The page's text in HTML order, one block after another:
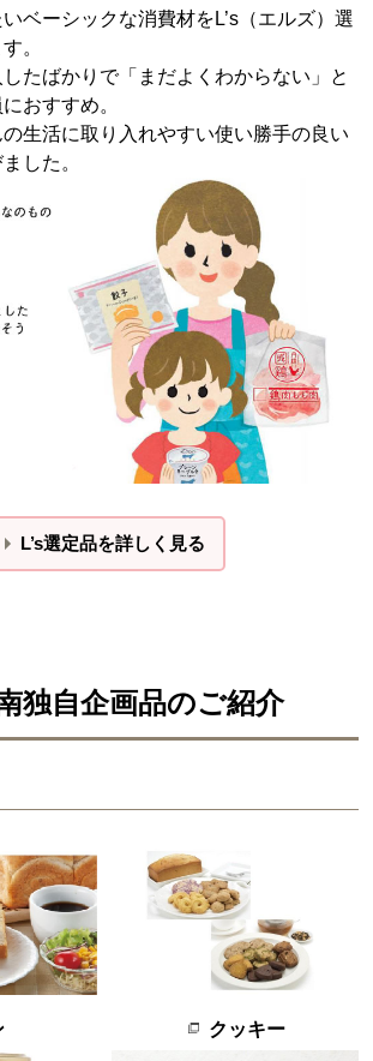
ベーシックな消費材をL’s（エルズ）選
。
たばかりで「まだよくわからない」と
おすすめ。
生活に取り入れやすい使い勝手の良い
した。
L’s選定品を詳しく見る
独自企画品のご紹介
クッキー